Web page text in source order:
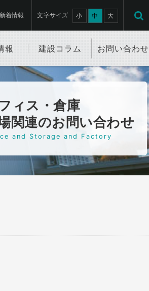
新着情報 文字サイズ 小 中 大
報 建設コラム お問い合わせ
ィス・倉庫
関連のお問い合わせ
and Storage and Factory